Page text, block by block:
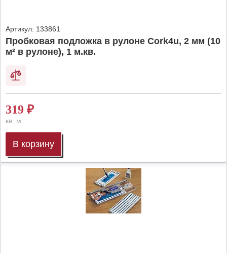
Артикул: 133861
Пробковая подложка в рулоне Cork4u, 2 мм (10
м² в рулоне), 1 м.кв.
319 ₽
кв. м.
В корзину